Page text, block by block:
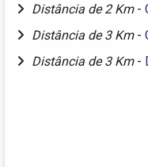
Distância de 2 Km -
Distância de 3 Km -
Distância de 3 Km -